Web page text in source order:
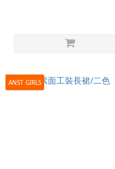
ANST GIRLS